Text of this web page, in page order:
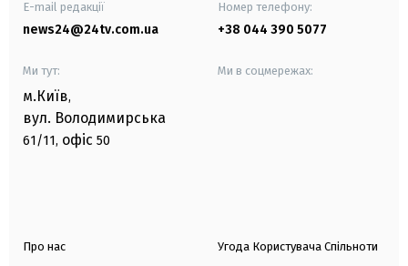
E-mail редакції
news24@24tv.com.ua
Номер телефону:
+38 044 390 5077
Ми тут:
м.Київ,
вул. Володимирська
61/11, офіс 50
Ми в соцмережах:
Про нас Угода Користувача Спільноти